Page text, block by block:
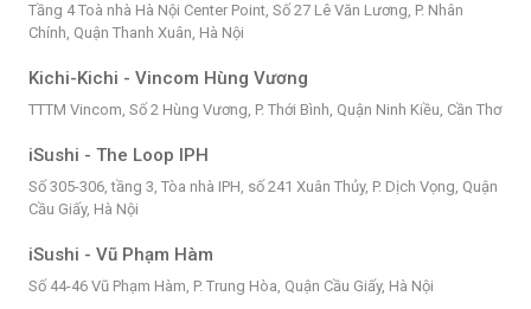
Tầng 4 Toà nhà Hà Nội Center Point, Số 27 Lê Văn Lương, P. Nhân
Chính, Quận Thanh Xuân, Hà Nội
Kichi-Kichi - Vincom Hùng Vương
TTTM Vincom, Số 2 Hùng Vương, P. Thới Bình, Quận Ninh Kiều, Cần Thơ
iSushi - The Loop IPH
Số 305-306, tầng 3, Tòa nhà IPH, số 241 Xuân Thủy, P. Dịch Vọng, Quận
Cầu Giấy, Hà Nội
iSushi - Vũ Phạm Hàm
Số 44-46 Vũ Phạm Hàm, P. Trung Hòa, Quận Cầu Giấy, Hà Nội